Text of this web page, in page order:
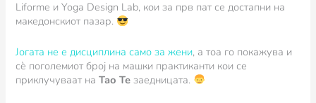
Liforme и Yoga Design Lab, кои за прв пат се достапни на
македонскиот пазар.
Јогата не е дисциплина само за жени, а тоа го покажува и
сè поголемиот број на машки практиканти кои се
приклучуваат наТао Те заедницата.